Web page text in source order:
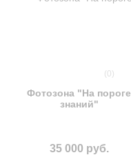
(0)
Фотозона "На пороге
знаний"
35 000 руб.